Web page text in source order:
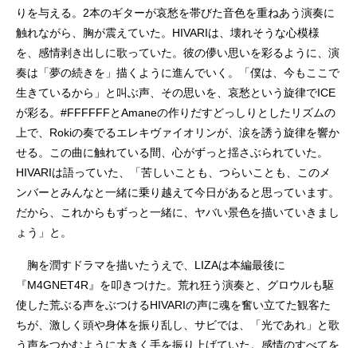
りを与える。2本のギターが哀愁を帯びた音色を重ねあう演奏に
触れながら、胸が震えていた。HIVARIは、壊れそうな心模様
を、感情剥き出しに歌っていた。彼の儚い思いを彩るように、演
奏は「夢の続きを」描くように進んでいく。「僕は、今もここで
生きているから」と叫ぶ声、その思いを、哀愁という旋律でICE
が彩る。#FFFFFFとAmaneの作りだすどっしりとしたリズムの
上で、Rokiの奏でるエレキヴァイオリンが、涙を誘う旋律を響か
せる。この曲に触れている間、心がずっと揺さぶられていた。
HIVARIは語っていた、「苦しいことも、つらいことも、このメ
ンバーとみんなと一緒に乗り越えて今日があると思っています。
だから、これからもずっと一緒に、ヤバい景色を描いていきまし
ょう」と。
胸を潤すドラマを描いたうえで、LIZAは本編最後に
『M4GNET4R』を叩きつけた。荒れ狂う演奏と、グロウルも駆
使した荒ぶる声をぶつけるHIVARIの声に魂を奮い立てた観客た
ちが、激しく頭や身体を振り乱し、サビでは、「光であれ」と歌
う声をつかむように大きく手を振り上げていた。感情のすべてを